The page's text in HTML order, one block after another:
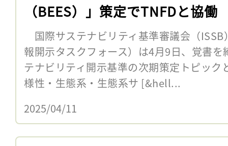
（BEES）」策定でTNFDと協働
国際サステナビリティ基準審議会（
報開示タスクフォース）は4月9日、覚書
テナビリティ開示基準の次期策定トピック
様性・生態系・生態系サ [&hell...
2025/04/11